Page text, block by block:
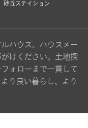
砂丘ステイション
ハウス、ハウスメー
けください。土地探
ォローまで一貫して
り良い暮らし、より